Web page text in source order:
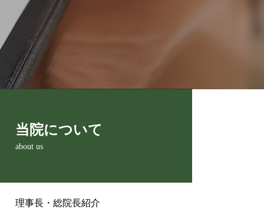
当院について
about us
理事長・総院長紹介